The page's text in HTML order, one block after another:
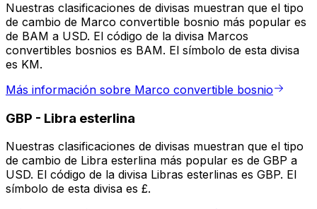
Nuestras clasificaciones de divisas muestran que el tipo
de cambio de Marco convertible bosnio más popular es
de BAM a USD. El código de la divisa Marcos
convertibles bosnios es BAM. El símbolo de esta divisa
es KM.
Más información sobre Marco convertible bosnio
GBP - Libra esterlina
Nuestras clasificaciones de divisas muestran que el tipo
de cambio de Libra esterlina más popular es de GBP a
USD. El código de la divisa Libras esterlinas es GBP. El
símbolo de esta divisa es £.